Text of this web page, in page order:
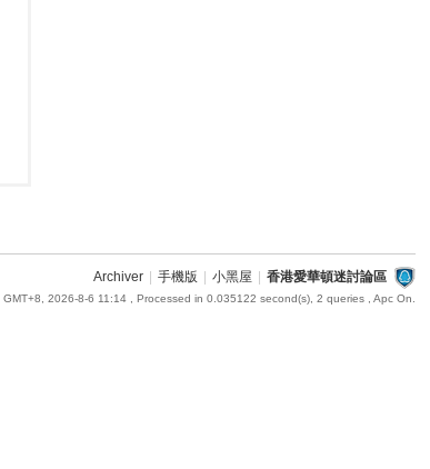
Archiver 手機版 小黑屋 香港愛華頓迷討論區
GMT+8, 2026-8-6 11:14, Processed in 0.035122 second(s), 2 queries , Apc On.